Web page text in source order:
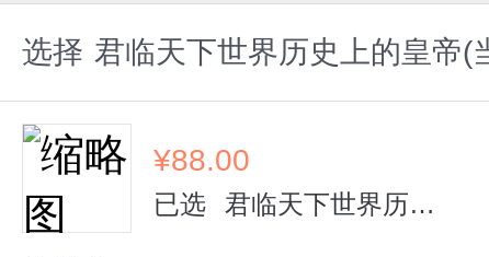
选择 君临天下世界历史上的皇帝(
¥88.00
已选 君临天下世界历史上的皇帝(当当专享特装版) 汗青堂丛书149